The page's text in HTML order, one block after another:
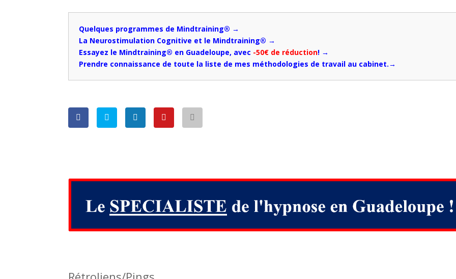
Quelques programmes de Mindtraining® →
La Neurostimulation Cognitive et le Mindtraining® →
Essayez le Mindtraining® en Guadeloupe, avec -50€ de réduction! →
Prendre connaissance de toute la liste de mes méthodologies de travail au cabinet.→